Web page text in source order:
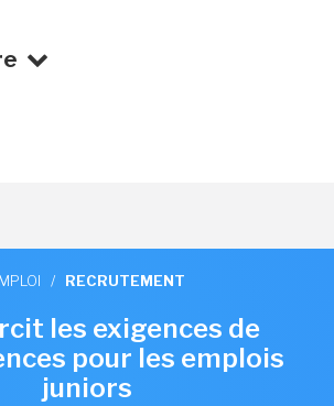
/ RECRUTEMENT
les exigences de
pour les emplois
juniors